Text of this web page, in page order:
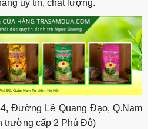
uy tín, chất lượng.
Đường Lê Quang Đạo, Q.Nam
trường cấp 2 Phú Đô)